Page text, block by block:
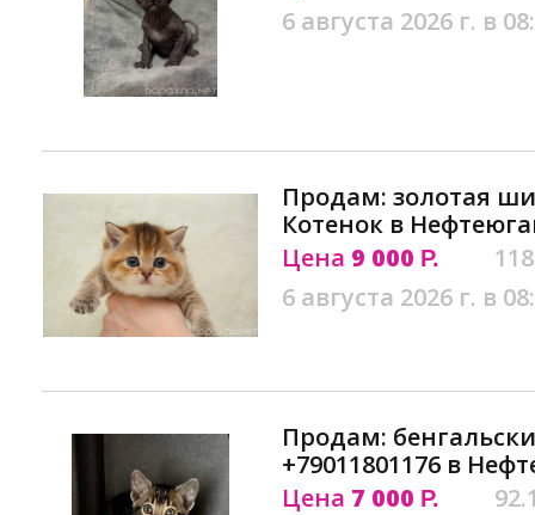
6 августа 2026 г. в
Продам: золотая
Котенок в
Цена 9 000 Р.
6 августа 2026 г. в
Продам:
+79011801176 в
Цена 7 000 Р.